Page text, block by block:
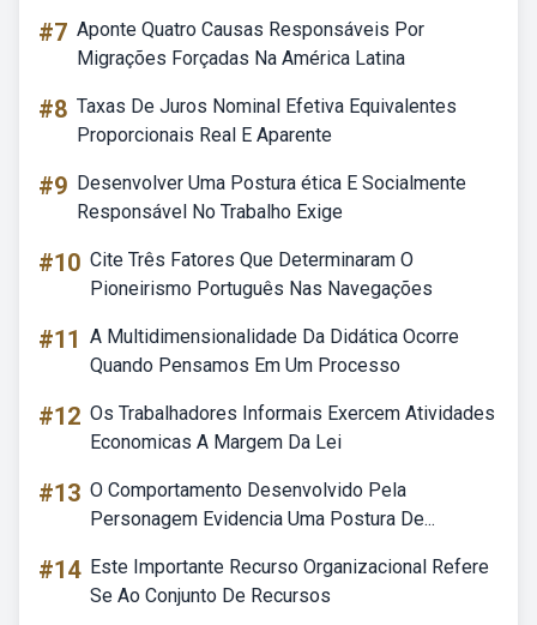
#7 Aponte Quatro Causas Responsáveis Por
Migrações Forçadas Na América Latina
#8 Taxas De Juros Nominal Efetiva Equivalentes
Proporcionais Real E Aparente
#9 Desenvolver Uma Postura ética E Socialmente
Responsável No Trabalho Exige
#10 Cite Três Fatores Que Determinaram O
Pioneirismo Português Nas Navegações
#11 A Multidimensionalidade Da Didática Ocorre
Quando Pensamos Em Um Processo
#12 Os Trabalhadores Informais Exercem Atividades
Economicas A Margem Da Lei
#13 O Comportamento Desenvolvido Pela
Personagem Evidencia Uma Postura De...
#14 Este Importante Recurso Organizacional Refere
Se Ao Conjunto De Recursos